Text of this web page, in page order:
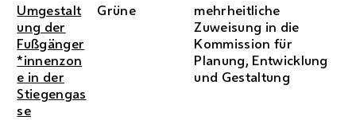
Umgestalt
ung der
Fußgänger
*innenzon
e in der
Stiegengas
se
Grüne
mehrheitliche
Zuweisung in die
Kommission für
Planung, Entwicklung
und Gestaltung